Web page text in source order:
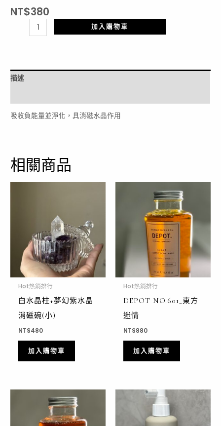
NT$380
骨
量
加入購物車
描述
吸收負能量並淨化，具消磁水晶作用
相關商品
Hot熱銷排行
白水晶柱+夢幻紫水晶
消磁碗(小)
NT$480
加入購物車
Hot熱銷排行
DEPOT NO.601_東方
迷情
NT$880
加入購物車